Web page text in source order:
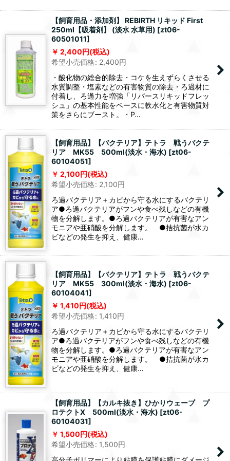
【飼育用品・添加剤】 REBIRTH リキッド First
250ml【吸着剤】 (淡水 水草用) [zt06-
60501011]
2,400円(税込)
希望小売価格: 2,400円
・酸化物の総合的除去・コケを生えずらくさせる
水質調整・塩素などの有害物質の除去・ろ過材に
付着し、ろ過力を増強「リバースリキッドフレッ
シュ」の基本性能をベースに軟水化と有害物質対
策をさらにブースト。・P…
【飼育用品】【バクテリア】テトラ 戦うバクテ
リア MK55 500ml(淡水・海水) [zt06-
60104051]
2,100 円(税込)
希望小売価格: 2,100円
ろ過バクテリア＋カビから守る水にするバクテリ
ア●ろ過バクテリアがフンや食べ残しなどの有機
物を分解します。●ろ過バクテリアが有害なアン
モニアや亜硝酸を分解します。 ●拮抗菌が水カ
ビなどの発生を抑え、健康…
【飼育用品】【バクテリア】テトラ 戦うバクテ
リア MK55 300ml(淡水・海水) [zt06-
60104041]
1,410円(税込)
希望小売価格: 1,410円
ろ過バクテリア＋カビから守る水にするバクテリ
ア●ろ過バクテリアがフンや食べ残しなどの有機
物を分解します。●ろ過バクテリアが有害なアン
モニアや亜硝酸を分解します。 ●拮抗菌が水カ
ビなどの発生を抑え、健康…
【飼育用品】【カルキ抜き】ひかりウェーブ プ
ロテクトX 500ml(淡水・海水) [zt06-
60104031]
1,500円(税込)
希望小売価格: 1,500円